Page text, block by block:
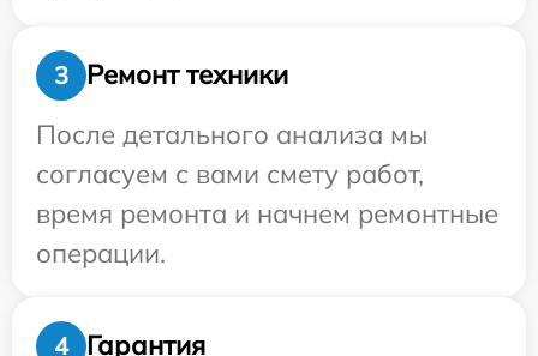
3
Ремонт техники
После детального анализа мы
согласуем с вами смету работ,
время ремонта и начнем ремонтные
операции.
4 Гарантия